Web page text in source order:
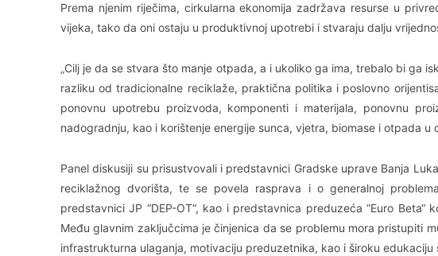
Prema njenim riječima, cirkularna ekonomija zadržava resurse u
vijeka, tako da oni ostaju u produktivnoj upotrebi i stvaraju dalju
„Cilj je da se stvara što manje otpada, a i ukoliko ga ima, trebalo bi ga
razliku od tradicionalne reciklaže, praktična politika i poslovno
ponovnu upotrebu proizvoda, komponenti i materijala, ponovnu
nadogradnju, kao i korištenje energije sunca, vjetra, biomase i otpada u
Panel diskusiji su prisustvovali i predstavnici Gradske uprave Banja
reciklažnog dvorišta, te se povela rasprava i o generalnoj
predstavnici JP “DEP-OT“, kao i predstavnica preduzeća “Euro
Među glavnim zaključcima je činjenica da se problemu mora pristupiti
infrastrukturna ulaganja, motivaciju preduzetnika, kao i široku edukaciju